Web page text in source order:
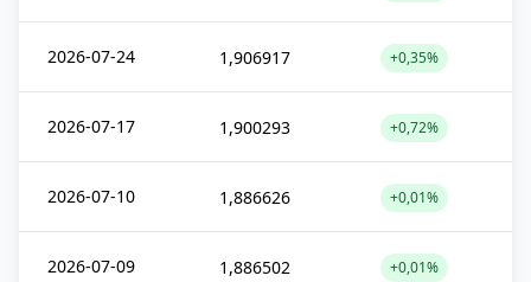
2026-07-24 1,906917 +0,35%
2026-07-17 1,900293 +0,72%
2026-07-10 1,886626 +0,01%
2026-07-09 1,886502 +0,01%